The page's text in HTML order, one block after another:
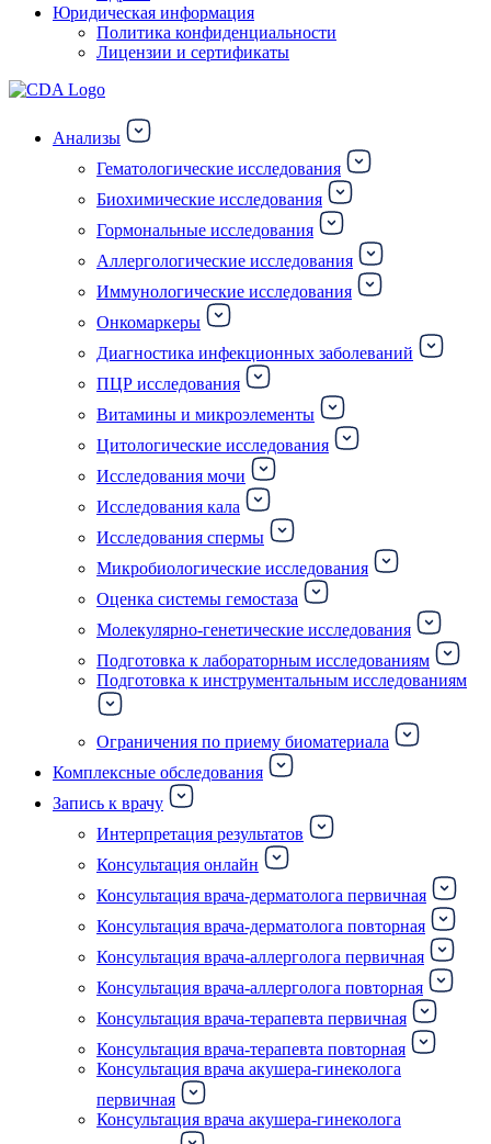
Юридическая информация
Политика конфиденциальности
Лицензии и сертификаты
Анализы
Гематологические исследования
Биохимические исследования
Гормональные исследования
Аллергологические исследования
Иммунологические исследования
Онкомаркеры
Диагностика инфекционных заболеваний
ПЦР исследования
Витамины и микроэлементы
Цитологические исследования
Исследования мочи
Исследования кала
Исследования спермы
Микробиологические исследования
Оценка системы гемостаза
Молекулярно-генетические исследования
Подготовка к лабораторным исследованиям
Подготовка к инструментальным исследованиям
Ограничения по приему биоматериала
Комплексные обследования
Запись к врачу
Интерпретация результатов
Консультация онлайн
Консультация врача-дерматолога первичная
Консультация врача-дерматолога повторная
Консультация врача-аллерголога первичная
Консультация врача-аллерголога повторная
Консультация врача-терапевта первичная
Консультация врача-терапевта повторная
Консультация врача акушера-гинеколога
первичная
Консультация врача акушера-гинеколога